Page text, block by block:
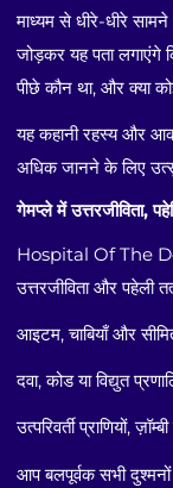
माध्यम से धीरे-धीरे
जोड़कर यह पता लगाएंगे
पीछे कौन था, और क्या
यह कहानी रहस्य और
अधिक जानने के लिए
गेमप्ले में उत्तरजीविता,
Hospital Of The
उत्तरजीविता और पहेली
आइटम, चाबियाँ और
दवा, कोड या विद्युत
उत्परिवर्ती प्राणियों,
आप बलपूर्वक सभी